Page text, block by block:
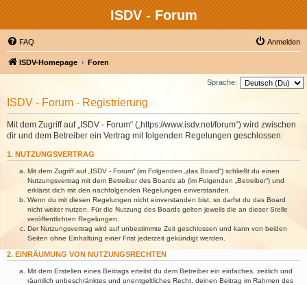
ISDV - Forum
FAQ Anmelden
ISDV-Homepage Foren
Sprache:
ISDV - Forum - Registrierung
Mit dem Zugriff auf „ISDV - Forum“ („https://www.isdv.net/forum“) wird zwischen
dir und dem Betreiber ein Vertrag mit folgenden Regelungen geschlossen:
1. NUTZUNGSVERTRAG
Mit dem Zugriff auf „ISDV - Forum“ (im Folgenden „das Board“) schließt du einen
Nutzungsvertrag mit dem Betreiber des Boards ab (im Folgenden „Betreiber“) und
erklärst dich mit den nachfolgenden Regelungen einverstanden.
Wenn du mit diesen Regelungen nicht einverstanden bist, so darfst du das Board
nicht weiter nutzen. Für die Nutzung des Boards gelten jeweils die an dieser Stelle
veröffentlichten Regelungen.
Der Nutzungsvertrag wird auf unbestimmte Zeit geschlossen und kann von beiden
Seiten ohne Einhaltung einer Frist jederzeit gekündigt werden.
2. EINRÄUMUNG VON NUTZUNGSRECHTEN
Mit dem Erstellen eines Beitrags erteilst du dem Betreiber ein einfaches, zeitlich und
räumlich unbeschränktes und unentgeltliches Recht, deinen Beitrag im Rahmen des